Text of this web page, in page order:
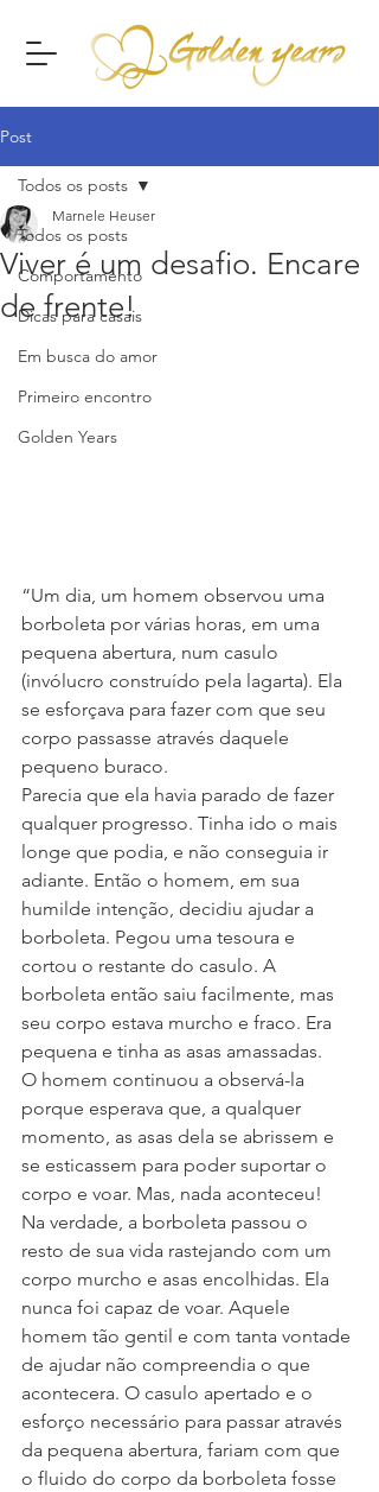
Post
Todos os posts
Comportamento
Dicas para casais
Em busca do amor
Primeiro encontro
Golden Years
Todos os posts
Viver é um desafio. Encare
de frente!
Marnele Heuser
“Um dia, um homem observou uma
borboleta por várias horas, em uma
pequena abertura, num casulo
(invólucro construído pela lagarta). Ela
se esforçava para fazer com que seu
corpo passasse através daquele
pequeno buraco.
Parecia que ela havia parado de fazer
qualquer progresso. Tinha ido o mais
longe que podia, e não conseguia ir
adiante. Então o homem, em sua
humilde intenção, decidiu ajudar a
borboleta. Pegou uma tesoura e
cortou o restante do casulo. A
borboleta então saiu facilmente, mas
seu corpo estava murcho e fraco. Era
pequena e tinha as asas amassadas.
O homem continuou a observá-la
porque esperava que, a qualquer
momento, as asas dela se abrissem e
se esticassem para poder suportar o
corpo e voar. Mas, nada aconteceu!
Na verdade, a borboleta passou o
resto de sua vida rastejando com um
corpo murcho e asas encolhidas. Ela
nunca foi capaz de voar. Aquele
homem tão gentil e com tanta vontade
de ajudar não compreendia o que
acontecera. O casulo apertado e o
esforço necessário para passar através
da pequena abertura, fariam com que
o fluido do corpo da borboleta fosse